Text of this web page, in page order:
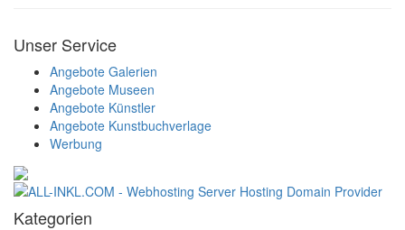
Unser Service
Angebote Galerien
Angebote Museen
Angebote Künstler
Angebote Kunstbuchverlage
Werbung
Kategorien